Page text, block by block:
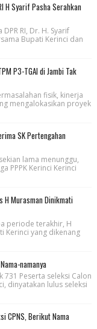
H Syarif Pasha Serahkan
RI, Dr. H. Syarif
Bupati Kerinci dan
P3-TGAI di Jambi Tak
fisik, kinerja
mengalokasikan proyek
SK Pertengahan
lama menunggu,
PPPK Kerinci Kerinci
H Murasman Dinikmati
periode terakhir, H
Kerinci yang dikenang
namanya
731 Peserta seleksi Calon
dinyatakan lulus seleksi
CPNS, Berikut Nama